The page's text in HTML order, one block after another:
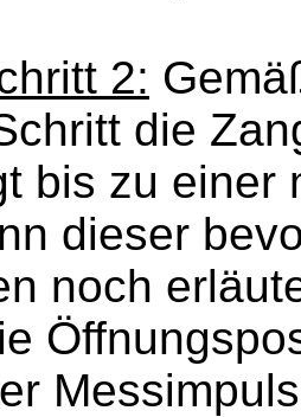
2:
die
bis zu einer
dieser
noch